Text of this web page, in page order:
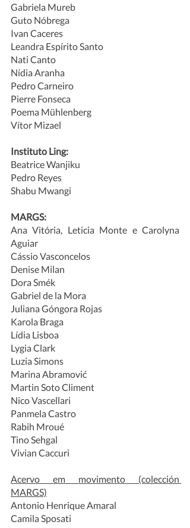
Gabriela Mureb
Guto Nóbrega
Ivan Caceres
Leandra Espírito Santo
Nati Canto
Nídia Aranha
Pedro Carneiro
Pierre Fonseca
Poema Mühlenberg
Vítor Mizael
Instituto Ling:
Beatrice Wanjiku
Pedro Reyes
Shabu Mwangi
MARGS:
Ana Vitória, Leticia Monte e Carolyna
Aguiar
Cássio Vasconcelos
Denise Milan
Dora Smék
Gabriel de la Mora
Juliana Góngora Rojas
Karola Braga
Lídia Lisboa
Lygia Clark
Luzia Simons
Marina Abramović
Martin Soto Climent
Nico Vascellari
Panmela Castro
Rabih Mroué
Tino Sehgal
Vivian Caccuri
Acervo em movimento (colección
MARGS)
Antonio Henrique Amaral
Camila Sposati